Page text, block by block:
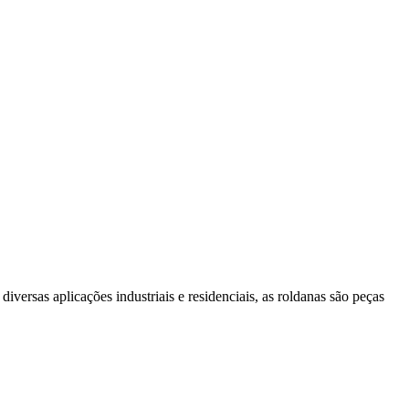
aplicações industriais e residenciais, as roldanas são peças